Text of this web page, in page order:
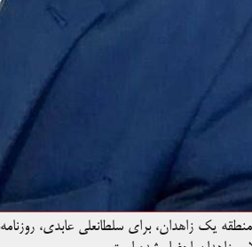
یک زاهدان، برای سلطانعلی عابدی،